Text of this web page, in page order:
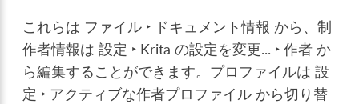
これらは ファイル ‣ ドキュメント情報 から、制
作者情報は設定 ‣ Krita の設定を変更... ‣ 作者 か
ら編集することができます。プロファイルは設
定 ‣ アクティブな作者プロファイル から切り替